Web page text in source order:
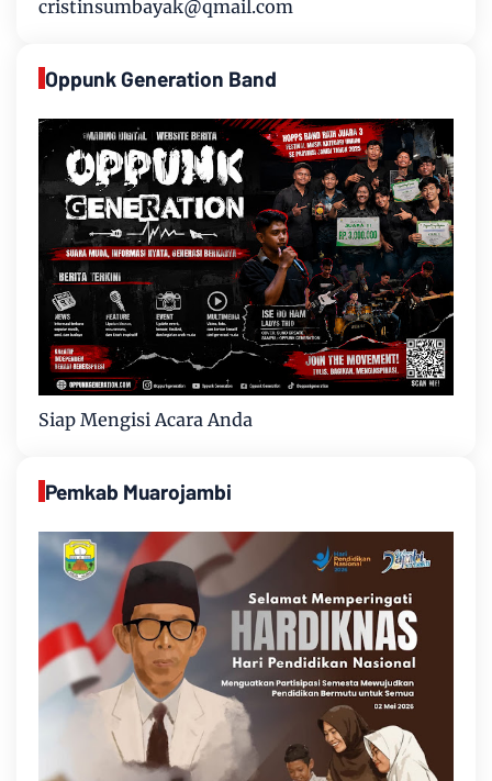
cristinsumbayak@qmail.com
Oppunk Generation Band
Siap Mengisi Acara Anda
Pemkab Muarojambi